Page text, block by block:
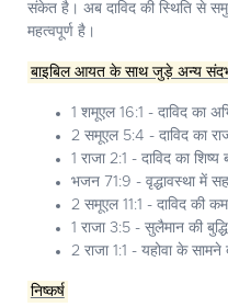
संकेत है। अब दाविद की स्थिति से
महत्वपूर्ण है।
बाइबिल आयत के साथ जुड़े अन्य
1 शमूएल 16:1 - दाविद का
2 समूएल 5:4 - दाविद का
1 राजा 2:1 - दाविद का शिष्य
भजन 71:9 - वृद्धावस्था में
2 समूएल 11:1 - दाविद की
1 राजा 3:5 - सुलैमान की बुद्धि
2 राजा 1:1 - यहोवा के
निष्कर्ष